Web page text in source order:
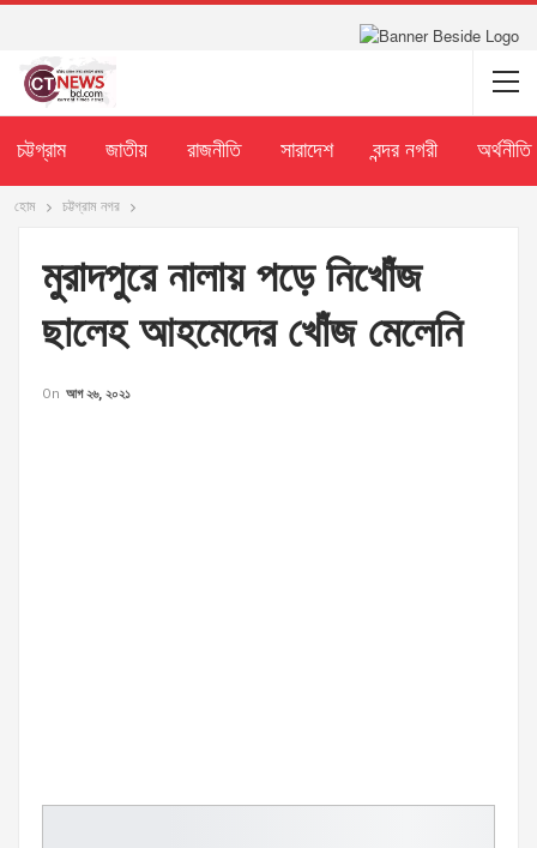
চট্টগ্রাম জাতীয় রাজনীতি সারাদেশ বন্দর নগরী অর্থনীতি
হোম চট্টগ্রাম নগর
মুরাদপুরে নালায় পড়ে নিখোঁজ
ছালেহ আহমেদের খোঁজ মেলেনি
On আগ ২৬, ২০২১